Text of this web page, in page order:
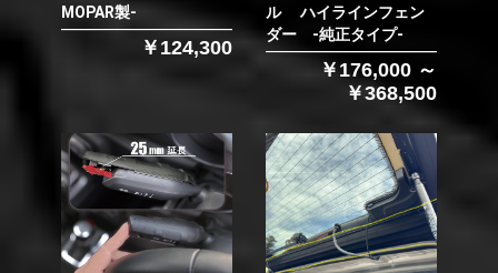
MOPAR製-
￥124,300
ル ハイラインフェン
ダー -純正タイプ-
￥176,000 ～
￥368,500